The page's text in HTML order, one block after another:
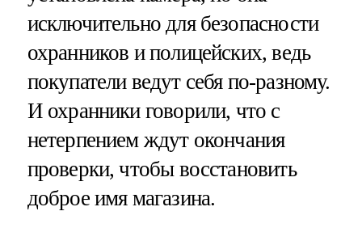
исключительно для безопасности
охранников и полицейских, ведь
покупатели ведут себя по-разному.
И охранники говорили, что с
нетерпением ждут окончания
проверки, чтобы восстановить
доброе имя магазина.